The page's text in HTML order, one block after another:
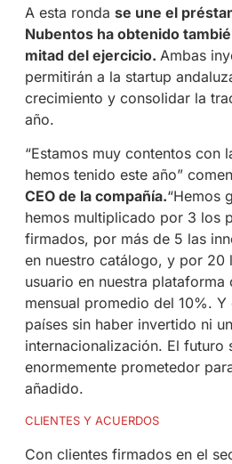
A esta ronda se une el
Nubentos ha obtenido
mitad del ejercicio. Ambas
permitirán a la startup
crecimiento y consolidar la
año.
“Estamos muy contentos con
hemos tenido este año”
CEO de la compañía.“Hemos
hemos multiplicado por 3 los
firmados, por más de 5 las
en nuestro catálogo, y por 20
usuario en nuestra plataforma
mensual promedio del 10%. Y
países sin haber invertido ni
internacionalización. El futuro
enormemente prometedor
añadido.
CLIENTES Y ACUERDOS
Con clientes firmados en el